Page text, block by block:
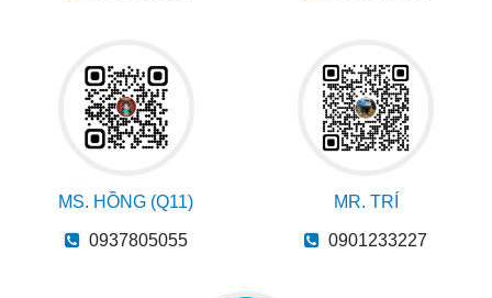
MS. HỒNG (Q11)
0937805055
MR. TRÍ
0901233227